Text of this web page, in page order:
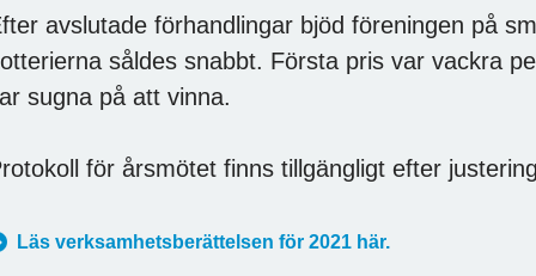
avslutade förhandlingar bjöd föreningen på
såldes snabbt. Första pris var vackra
sugna på att vinna.
för årsmötet finns tillgängligt efter
Läs verksamhetsberättelsen för 2021 här.